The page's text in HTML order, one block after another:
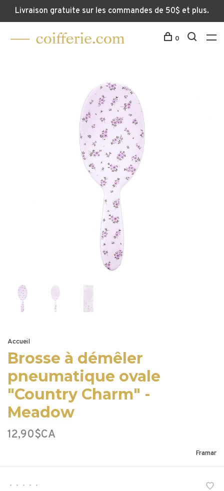
Livraison gratuite sur les commandes de 50$ et plus.
0
Accueil
Brosse à démêler
pneumatique ovale
"Country Charm" -
Meadow
12,90$CA
Framar
• • • •
•